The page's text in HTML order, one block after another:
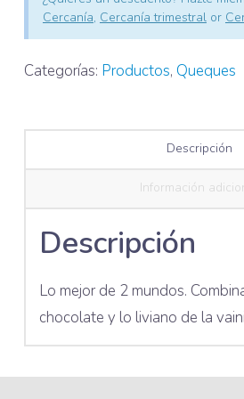
Cercanía, Cercanía trimestralor
Categorías: Productos, Queques
Descripción
Información
Descripción
Lo mejor de 2 mundos.
chocolate y lo liviano de la